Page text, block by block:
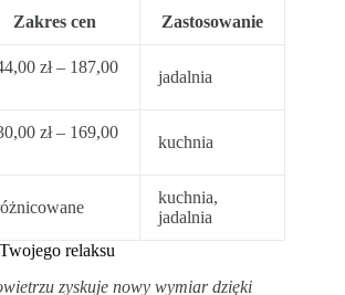
Zakres cen Zastosowanie
zł – 187,00
jadalnia
zł – 169,00
kuchnia
kuchnia,
jadalnia
relaksu
zyskuje nowy wymiar dzięki